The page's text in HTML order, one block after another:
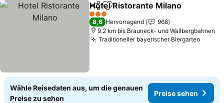
TeilenZu Favoriten hinzufügen
Hotel Ristorante Milano
3 Sterne
8,6 Hervorragend
968
9.2 km bis Brauneck- und Wallbergbahnen
Traditioneller bayerischer Biergarten
Wähle Reisedaten aus, um die genauen
Preise zu sehen
Preise sehen